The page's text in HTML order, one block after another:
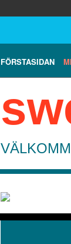
FÖRSTASIDAN